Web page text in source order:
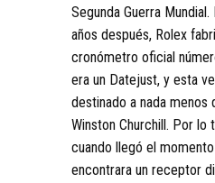
Segunda Guerra
años después, Rolex
cronómetro oficial
era un Datejust, y esta
destinado a nada menos
Winston Churchill. Por lo
cuando llegó el
encontrara un receptor